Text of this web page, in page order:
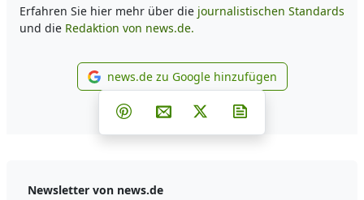
Erfahren Sie hier mehr über die journalistischen Standards
und die Redaktion von news.de.
news.de zu Google
news.de zu Google hinzufügen
Teilen auf Facebook
Teilen auf Whatsapp
Teilen auf Telegram
Teilen auf Pinterest
Per E-Mail teilen
Post auf X
Newsletter von news.de